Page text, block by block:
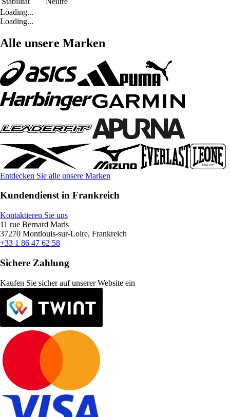
Loading...
Loading...
Alle unsere Marken
Entdecken Sie alle unsere Marken
Kundendienst in Frankreich
Kontaktieren Sie uns
11 rue Bernard Maris
37270 Montlouis-sur-Loire, Frankreich
+33 1 86 47 62 58
Sichere Zahlung
Kaufen Sie sicher auf unserer Website ein